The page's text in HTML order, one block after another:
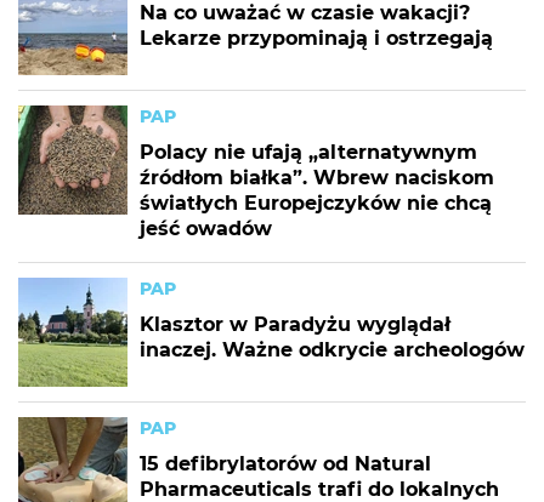
Na co uważać w czasie wakacji?
Lekarze przypominają i ostrzegają
PAP
Polacy nie ufają „alternatywnym
źródłom białka”. Wbrew naciskom
światłych Europejczyków nie chcą
jeść owadów
PAP
Klasztor w Paradyżu wyglądał
inaczej. Ważne odkrycie archeologów
PAP
15 defibrylatorów od Natural
Pharmaceuticals trafi do lokalnych